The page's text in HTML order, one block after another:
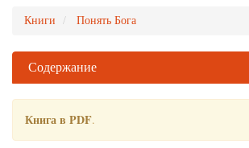
Книги Понять Бога
Содержание
Книга в PDF.